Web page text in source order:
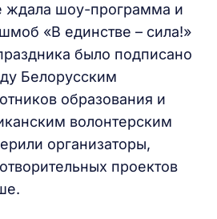
ждала шоу-программа и
«В единстве – сила!»
было подписано
Белорусским
образования и
волонтерским
организаторы,
проектов